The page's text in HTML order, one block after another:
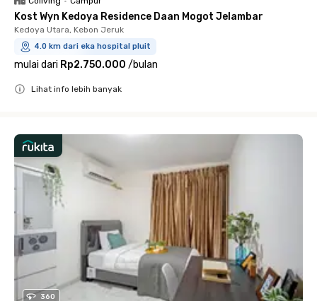
Kost Wyn Kedoya Residence Daan Mogot Jelambar
Kedoya Utara, Kebon Jeruk
4.0 km dari eka hospital pluit
mulai dari Rp2.750.000 /bulan
Lihat info lebih banyak
360